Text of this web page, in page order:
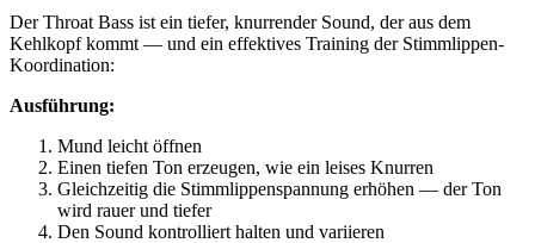
Der Throat Bass ist ein tiefer, knurrender Sound, der aus dem
Kehlkopf kommt — und ein effektives Training der Stimmlippen-
Koordination:
Ausführung:
Mund leicht öffnen
Einen tiefen Ton erzeugen, wie ein leises Knurren
Gleichzeitig die Stimmlippenspannung erhöhen — der Ton
wird rauer und tiefer
Den Sound kontrolliert halten und variieren